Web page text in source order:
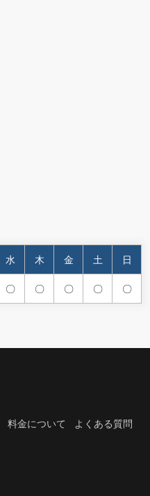
水 木 金 土 日
〇 〇 〇 〇 〇
料金について
よくある質問